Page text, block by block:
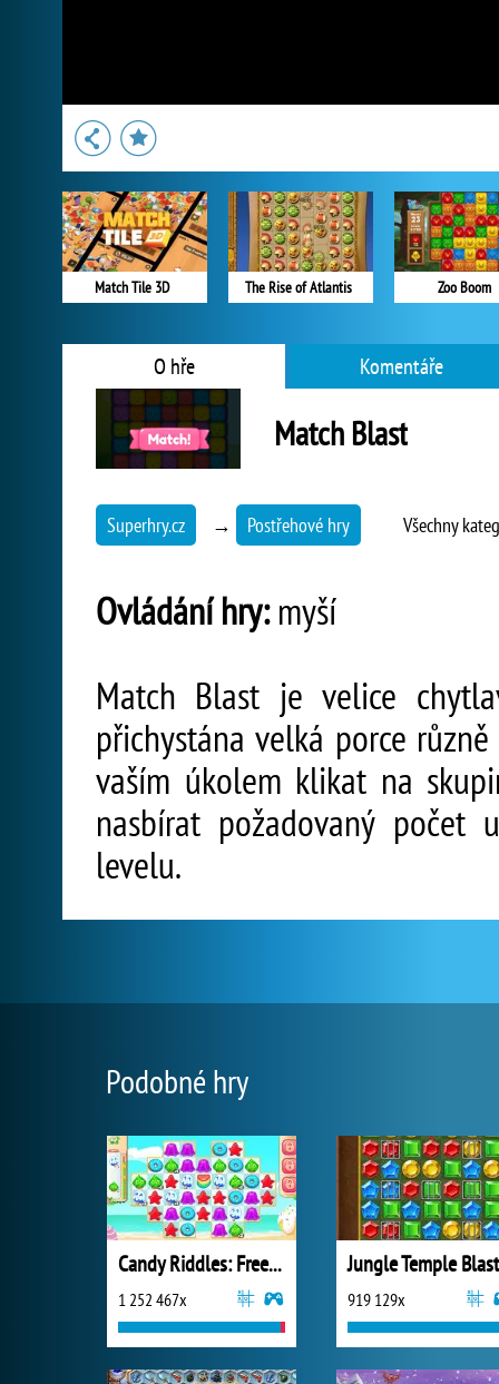
Match Tile 3D The Rise of Atlantis Zoo Boom
O hře Komentáře
Match Blast
Superhry.cz → Postřehové hry Všechny
Ovládání hry:myší
Match Blast je velice
přichystána velká porce
vaším úkolem klikat na
nasbírat požadovaný
levelu.
Podobné hry
Candy Riddles: Free Match 3 Puzzle
1 252 467x
Jungle Temple Blast
919 129x